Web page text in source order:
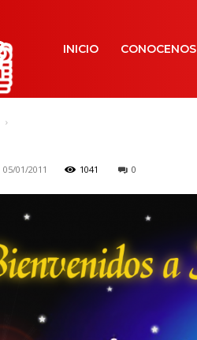
INICIO CONOCENOS
05/01/2011 1041 0